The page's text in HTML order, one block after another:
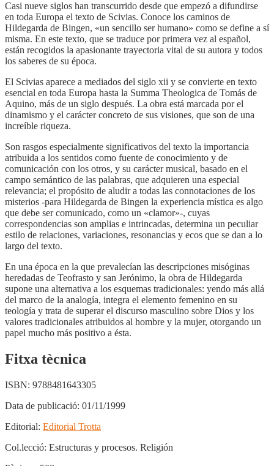
Casi nueve siglos han transcurrido desde que empezó a difundirse
en toda Europa el texto de Scivias. Conoce los caminos de
Hildegarda de Bingen, «un sencillo ser humano» como se define a sí
misma. En este texto, que se traduce por primera vez al español,
están recogidos la apasionante trayectoria vital de su autora y todos
los saberes de su época.
El Scivias aparece a mediados del siglo xii y se convierte en texto
esencial en toda Europa hasta la Summa Theologica de Tomás de
Aquino, más de un siglo después. La obra está marcada por el
dinamismo y el carácter concreto de sus visiones, que son de una
increíble riqueza.
Son rasgos especialmente significativos del texto la importancia
atribuida a los sentidos como fuente de conocimiento y de
comunicación con los otros, y su carácter musical, basado en el
campo semántico de las palabras, que adquieren una especial
relevancia; el propósito de aludir a todas las connotaciones de los
misterios -para Hildegarda de Bingen la experiencia mística es algo
que debe ser comunicado, como un «clamor»-, cuyas
correspondencias son amplias e intrincadas, determina un peculiar
estilo de relaciones, variaciones, resonancias y ecos que se dan a lo
largo del texto.
En una época en la que prevalecían las descripciones misóginas
heredadas de Teofrasto y san Jerónimo, la obra de Hildegarda
supone una alternativa a los esquemas tradicionales: yendo más allá
del marco de la analogía, integra el elemento femenino en su
teología y trata de superar el discurso masculino sobre Dios y los
valores tradicionales atribuidos al hombre y la mujer, otorgando un
papel mucho más positivo a ésta.
Fitxa tècnica
ISBN: 9788481643305
Data de publicació: 01/11/1999
Editorial: Editorial Trotta
Col.lecció: Estructuras y procesos. Religión